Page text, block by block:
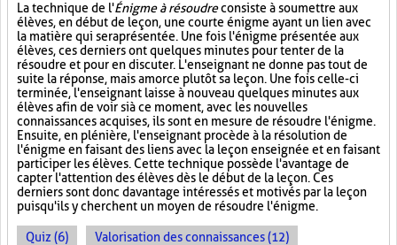
La technique de l'Énigme à résoudreconsiste à soumettre aux
élèves, en début de leçon, une courte énigme ayant un lien avec
la matière qui sera présentée. Une fois l'énigme présentée aux
élèves, ces derniers ont quelques minutes pour tenter de la
résoudre et pour en discuter. L'enseignant ne donne pas tout de
suite la réponse, mais amorce plutôt sa leçon. Une fois celle-ci
terminée, l'enseignant laisse à nouveau quelques minutes aux
élèves afin de voir si à ce moment, avec les nouvelles
connaissances acquises, ils sont en mesure de résoudre l'énigme.
Ensuite, en plénière, l'enseignant procède à la résolution de
l'énigme en faisant des liens avec la leçon enseignée et en faisant
participer les élèves. Cette technique possède l'avantage de
capter l'attention des élèves dès le début de la leçon. Ces
derniers sont donc davantage intéressés et motivés par la leçon
puisqu'ils y cherchent un moyen de résoudre l'énigme.
Quiz (6) Valorisation des connaissances (12)